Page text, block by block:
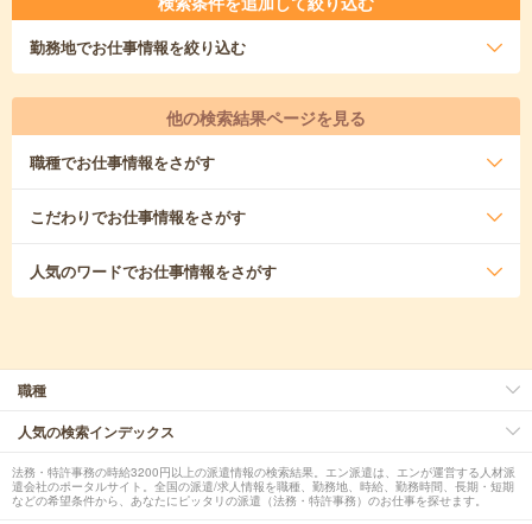
勤務地でお仕事情報を絞り込む
他の検索結果ページを見る
職種でお仕事情報をさがす
こだわりでお仕事情報をさがす
人気のワードでお仕事情報をさがす
職種
人気の検索インデックス
法務・特許事務の時給3200円以上の派遣情報の検索結果。エン派遣は、エンが運営する人材派
遣会社のポータルサイト。全国の派遣/求人情報を職種、勤務地、時給、勤務時間、長期・短期
などの希望条件から、あなたにピッタリの派遣（法務・特許事務）のお仕事を探せます。